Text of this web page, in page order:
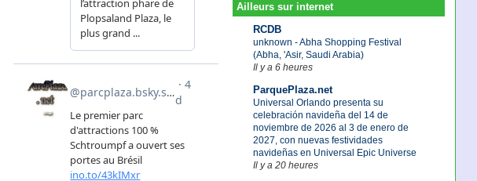
Ailleurs sur internet
RCDB
unknown - Abha Shopping Festival
(Abha, 'Asir, Saudi Arabia)
Il y a 6 heures
ParquePlaza.net
Universal Orlando presenta su
celebración navideña del 14 de
noviembre de 2026 al 3 de enero de
2027, con nuevas festividades
navideñas en Universal Epic Universe
Il y a 20 heures